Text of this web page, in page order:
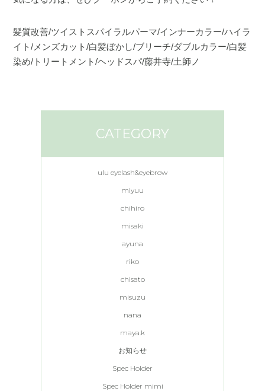
CATEGORY
ulu eyelash&eyebrow
miyuu
chihiro
misaki
ayuna
riko
chisato
misuzu
nana
maya.k
お知らせ
Spec Holder
Spec Holder mimi
髪質改善/ツイストスパイラルパーマ/インナーカラー/ハイラ
イト/メンズカット/白髪ぼかし/ブリーチ/ダブルカラー/白髪
染め/トリートメント/ヘッドスパ/藤井寺/土師ノ